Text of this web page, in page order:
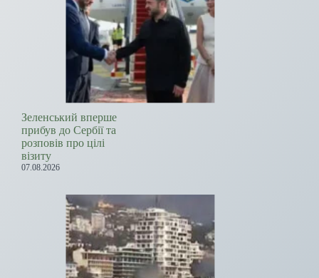
Зеленський вперше
прибув до Сербії та
розповів про цілі
візиту
07.08.2026